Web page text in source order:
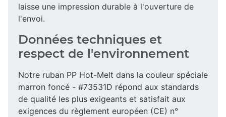
laisse une impression durable à l'ouverture de
l'envoi.
Données techniques et
respect de l'environnement
Notre ruban PP Hot-Melt dans la couleur spéciale
marron foncé - #73531D répond aux standards
de qualité les plus exigeants et satisfait aux
exigences du règlement européen (CE) n°